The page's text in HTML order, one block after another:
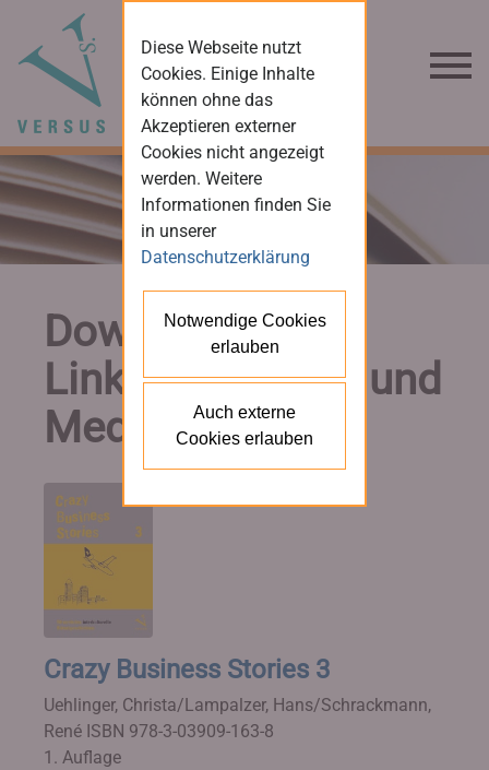
Downloads und
Links für Presse und
Medien
Crazy Business Stories 3
Uehlinger, Christa/Lampalzer, Hans/Schrackmann,
René ISBN 978-3-03909-163-8
1. Auflage
Diese Webseite nutzt
Cookies. Einige Inhalte
können ohne das
Akzeptieren externer
Cookies nicht angezeigt
werden. Weitere
Informationen finden Sie
in unserer
Datenschutzerklärung
Notwendige Cookies
erlauben
Auch externe
Cookies erlauben